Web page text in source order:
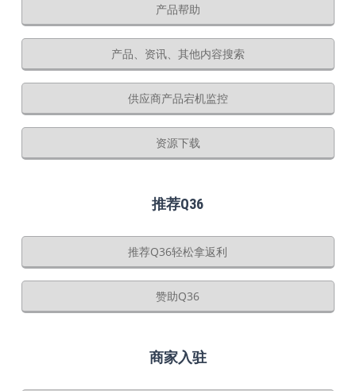
产品帮助
产品、资讯、其他内容搜索
供应商产品宕机监控
资源下载
推荐Q36
推荐Q36轻松拿返利
赞助Q36
商家入驻